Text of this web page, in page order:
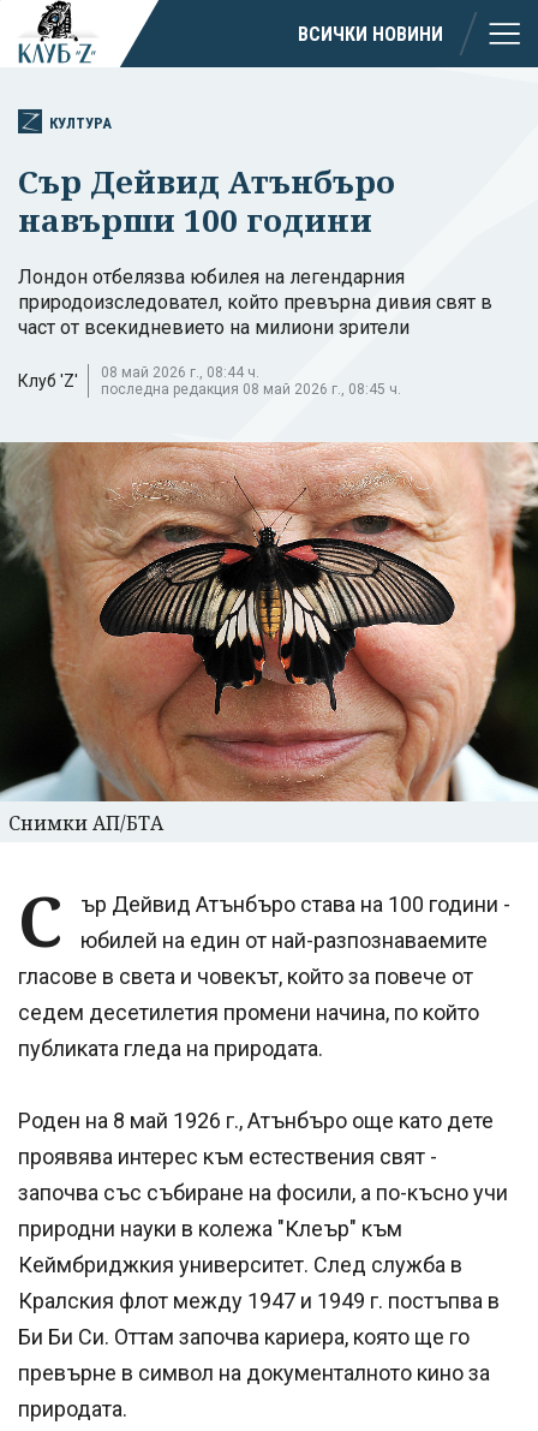
ВСИЧКИ НОВИНИ
КУЛТУРА
Сър Дейвид Атънбъро
навърши 100 години
Лондон отбелязва юбилея на легендарния
природоизследовател, който превърна дивия свят в
част от всекидневието на милиони зрители
Клуб 'Z'
08 май 2026 г., 08:44 ч.
последна редакция 08 май 2026 г., 08:45 ч.
Снимки АП/БТА
С
ър Дейвид Атънбъро става на 100 години -
юбилей на един от най-разпознаваемите
гласове в света и човекът, който за повече от
седем десетилетия промени начина, по който
публиката гледа на природата.
Роден на 8 май 1926 г., Атънбъро още като дете
проявява интерес към естествения свят -
започва със събиране на фосили, а по-късно учи
природни науки в колежа "Клеър" към
Кеймбриджкия университет. След служба в
Кралския флот между 1947 и 1949 г. постъпва в
Би Би Си. Оттам започва кариера, която ще го
превърне в символ на документалното кино за
природата.